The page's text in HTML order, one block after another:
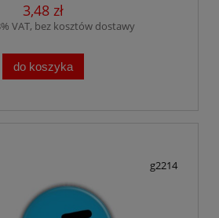
3,48 zł
VAT, bez kosztów dostawy
do koszyka
g2214